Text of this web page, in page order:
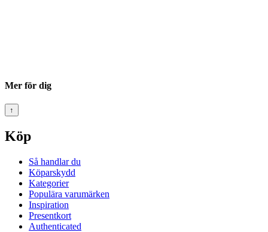
Mer för dig
↑
Köp
Så handlar du
Köparskydd
Kategorier
Populära varumärken
Inspiration
Presentkort
Authenticated